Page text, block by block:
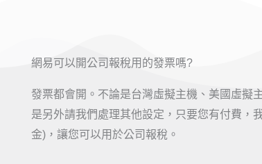
網易可以開公司報稅用的發票嗎?
發票都會開。不論是台灣虛擬主機、美國虛擬
是另外請我們處理其他設定，只要您有付費，
金)，讓您可以用於公司報稅。